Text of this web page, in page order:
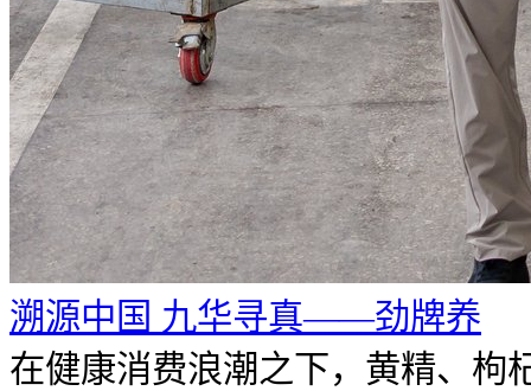
溯源中国 九华寻真——劲牌养
在健康消费浪潮之下，黄精、枸